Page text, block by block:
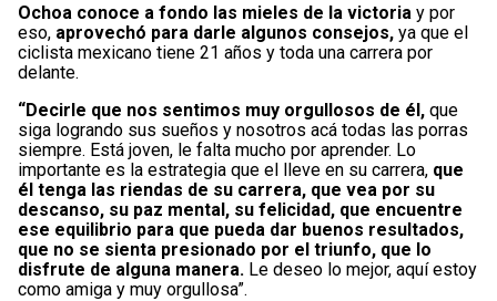
Ochoa conoce a fondo las mieles de la victoria y por
eso, aprovechó para darle algunos consejos, ya que el
ciclista mexicano tiene 21 años y toda una carrera por
delante.
“Decirle que nos sentimos muy orgullosos de él, que
siga logrando sus sueños y nosotros acá todas las porras
siempre. Está joven, le falta mucho por aprender. Lo
importante es la estrategia que el lleve en su carrera, que
él tenga las riendas de su carrera, que vea por su
descanso, su paz mental, su felicidad, que encuentre
ese equilibrio para que pueda dar buenos resultados,
que no se sienta presionado por el triunfo, que lo
disfrute de alguna manera. Le deseo lo mejor, aquí estoy
como amiga y muy orgullosa”.